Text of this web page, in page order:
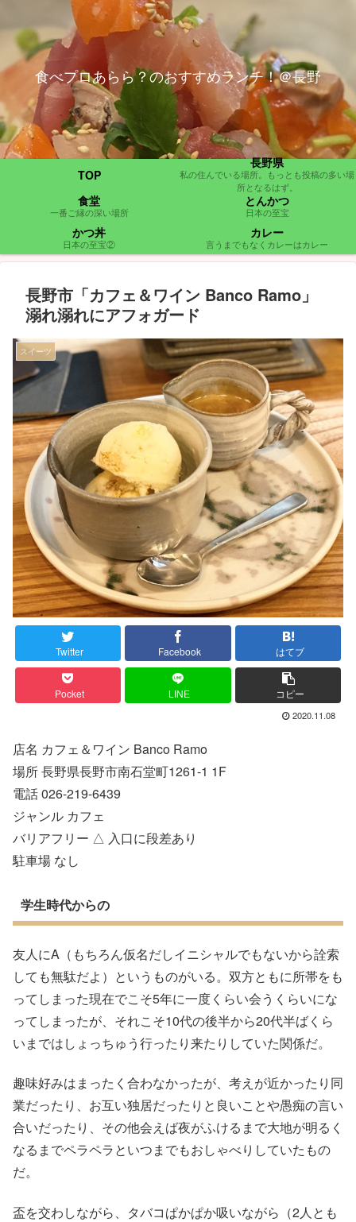
食べプロあらら？のおすすめランチ！＠長野
TOP
長野県
私の住んでいる場所。もっとも投稿の多い場
所となるはず。
食堂
一番ご縁の深い場所
とんかつ
日本の至宝
かつ丼
日本の至宝②
カレー
言うまでもなくカレーはカレー
長野市「カフェ＆ワイン Banco Ramo」
溺れ溺れにアフォガード
スイーツ
Twitter Facebook はてブ
Pocket LINE コピー
2020.11.08
店名 カフェ＆ワイン Banco Ramo
場所 長野県長野市南石堂町1261-1 1F
電話 026-219-6439
ジャンル カフェ
バリアフリー △ 入口に段差あり
駐車場 なし
学生時代からの
友人にA（もちろん仮名だしイニシャルでもないから詮索
しても無駄だよ）というものがいる。双方ともに所帯をも
ってしまった現在でこそ5年に一度くらい会うくらいにな
ってしまったが、それこそ10代の後半から20代半ばくら
いまではしょっちゅう行ったり来たりしていた関係だ。
趣味好みはまったく合わなかったが、考えが近かったり同
業だったり、お互い独居だったりと良いことや愚痴の言い
合いだったり、その他会えば夜がふけるまで大地が明るく
なるまでペラペラといつまでもおしゃべりしていたもの
だ。
盃を交わしながら、タバコぱかぱか吸いながら（2人とも